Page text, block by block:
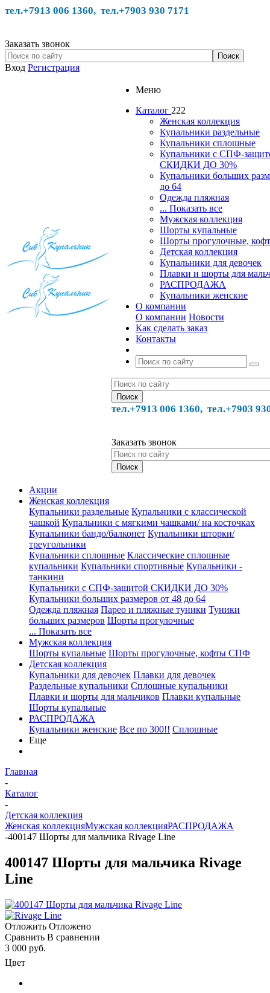
тел.+7913 006 1360, тел.+7903 930 7171
Заказать звонок
Вход Регистрация
Меню
Каталог 222
Женская коллекция
Купальники раздельные
Купальники сплошные
Купальники с СПФ-
СКИДКИ ДО 30%
Купальники больших
до 64
Одежда пляжная
... Показать все
Мужская коллекция
Шорты купальные
Шорты прогулочные,
Детская коллекция
Купальники для девочек
Плавки и шорты для
РАСПРОДАЖА
Купальники женские
О компании
О компании Новости
Как сделать заказ
Контакты
тел.+7913 006 1360, тел.+7903
Заказать звонок
Акции
Женская коллекция
Купальники раздельные Купальники с классической
чашкой Купальники с мягкими чашками/ на косточках
Купальники бандо/балконет Купальники шторки/
треугольники
Купальники сплошные Классические сплошные
купальники Купальники спортивные Купальники -
танкини
Купальники с СПФ-защитой СКИДКИ ДО 30%
Купальники больших размеров от 48 до 64
Одежда пляжная Парео и пляжные туники Туники
больших размеров Шорты прогулочные
... Показать все
Мужская коллекция
Шорты купальные Шорты прогулочные, кофты СПФ
Детская коллекция
Купальники для девочек Плавки для девочек
Раздельные купальники Сплошные купальники
Плавки и шорты для мальчиков Плавки купальные
Шорты купальные
РАСПРОДАЖА
Купальники женские Все по 300!! Сплошные
Еще
Главная
-
Каталог
-
Детская коллекция
Женская коллекцияМужская коллекцияРАСПРОДАЖА
-400147 Шорты для мальчика Rivage Line
400147 Шорты для мальчика Rivage
Line
Отложить Отложено
Сравнить В сравнении
3 000 руб.
Цвет